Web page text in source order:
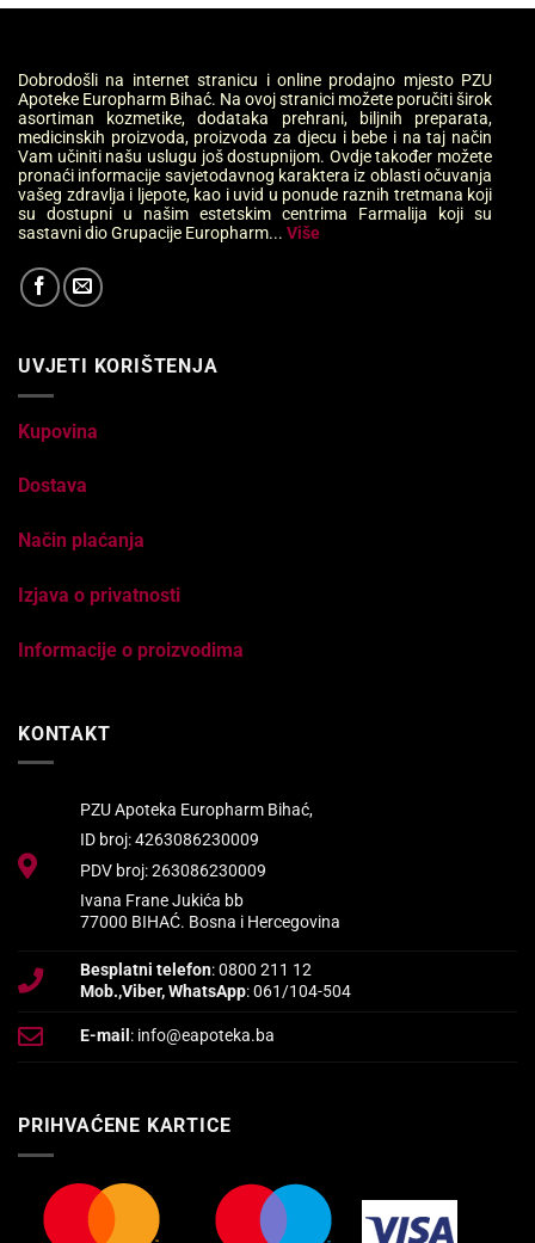
Dobrodošli na internet stranicu i online prodajno mjesto PZU
Apoteke Europharm Bihać. Na ovoj stranici možete poručiti širok
asortiman kozmetike, dodataka prehrani, biljnih preparata,
medicinskih proizvoda, proizvoda za djecu i bebe i na taj način
Vam učiniti našu uslugu još dostupnijom. Ovdje također možete
pronaći informacije savjetodavnog karaktera iz oblasti očuvanja
vašeg zdravlja i ljepote, kao i uvid u ponude raznih tretmana koji
su dostupni u našim estetskim centrima Farmalija koji su
sastavni dio Grupacije Europharm... Više
UVJETI KORIŠTENJA
Kupovina
Dostava
Način plaćanja
Izjava o privatnosti
Informacije o proizvodima
KONTAKT
PZU Apoteka Europharm Bihać,
ID broj: 4263086230009
PDV broj: 263086230009
Ivana Frane Jukića bb
77000 BIHAĆ. Bosna i Hercegovina
Besplatni telefon: 0800 211 12
Mob.,Viber, WhatsApp: 061/104-504
E-mail : info@eapoteka.ba
PRIHVAĆENE KARTICE